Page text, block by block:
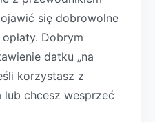
się dobrowolne
Dobrym
datku „na
korzystasz z
chcesz wesprzeć